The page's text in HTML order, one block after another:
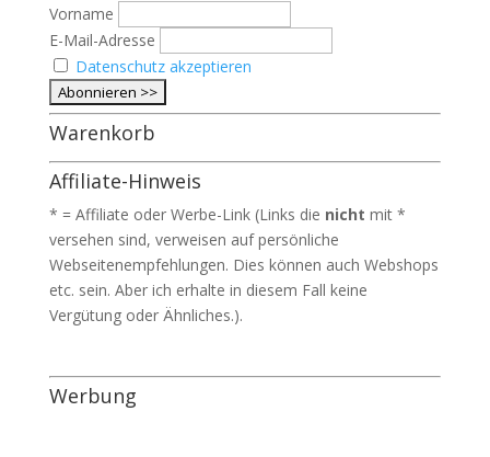
Vorname
E-Mail-Adresse
Datenschutz akzeptieren
Warenkorb
Affiliate-Hinweis
* = Affiliate oder Werbe-Link (Links die nicht mit *
versehen sind, verweisen auf persönliche
Webseitenempfehlungen. Dies können auch Webshops
etc. sein. Aber ich erhalte in diesem Fall keine
Vergütung oder Ähnliches.).
Werbung